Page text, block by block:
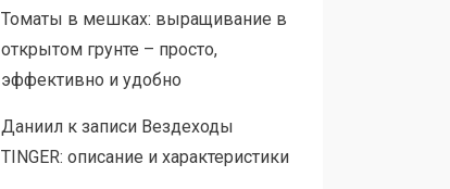
Томаты в мешках: выращивание в
открытом грунте – просто,
эффективно и удобно
Даниилк записи Вездеходы
TINGER: описание и характеристики